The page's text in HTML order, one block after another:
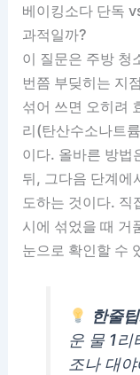
베이킹소다 단독
과적일까?
이 질문은 주방 청
번쯤 부딪히는 지
섞어 쓰면 오히려
리(탄산수소나트
이다. 올바른 방법
뒤, 그다음 단계에
도하는 것이다. 직
시에 섞었을 때 거
눈으로 확인할 수
한줄
운 물 1
조나 대